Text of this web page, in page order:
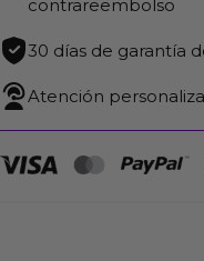
contrareembolso
30 días de garantía
Atención